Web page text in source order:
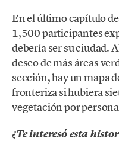
En el último capítulo
1,500 participantes
debería ser su ciudad.
deseo de más áreas
sección, hay un mapa
fronteriza si hubiera
vegetación por
¿Te interesó esta